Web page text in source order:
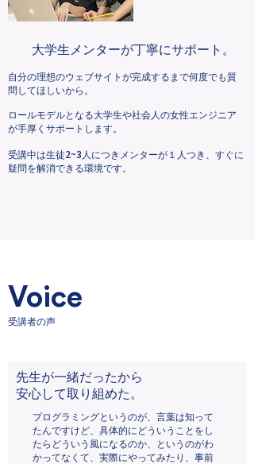
大学生メンターが丁寧にサポート。
​自分の理想のウェブサイトが完成するまで何度でも質
問してほしいから。
​ロールモデルとなる大学生や社会人の女性エンジニア
が手厚くサポートします。
受講中は生徒2~3 人につきメンターが１人つき、すぐに
疑問を解消できる環境です。
Voice
​受講者の声
​先生が一緒だったから
安心して取り組めた。
プログラミングというのが、言葉は知って
たんですけど、具体的にどういうことをし
たらどういう風になるのか、というのがわ
かってなくて、実際にやってみたり、事前